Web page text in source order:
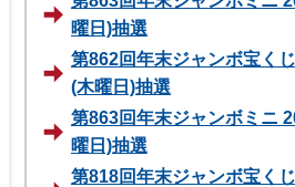
曜日)抽選
第862回年末ジャンボ宝く
(木曜日)抽選
第863回年末ジャンボミニ
曜日)抽選
第818回年末ジャンボ宝く